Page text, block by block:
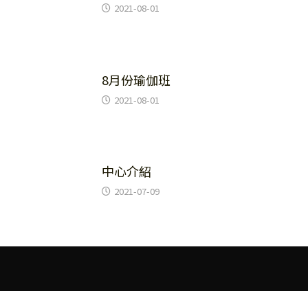
2021-08-01
8月份瑜伽班
2021-08-01
中心介紹
2021-07-09